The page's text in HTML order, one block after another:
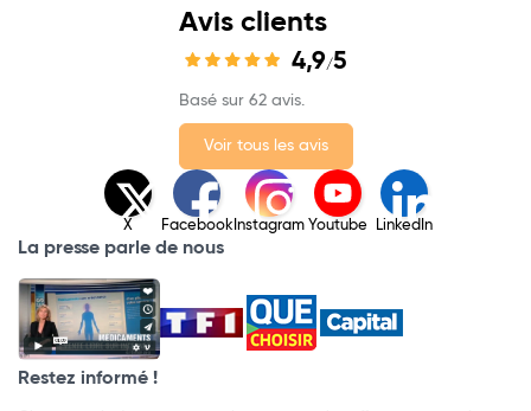
Avis clients
4,9/5
Basé sur 62 avis.
Voir tous les avis
X Facebook Instagram Youtube LinkedIn
La presse parle de nous
Restez informé !